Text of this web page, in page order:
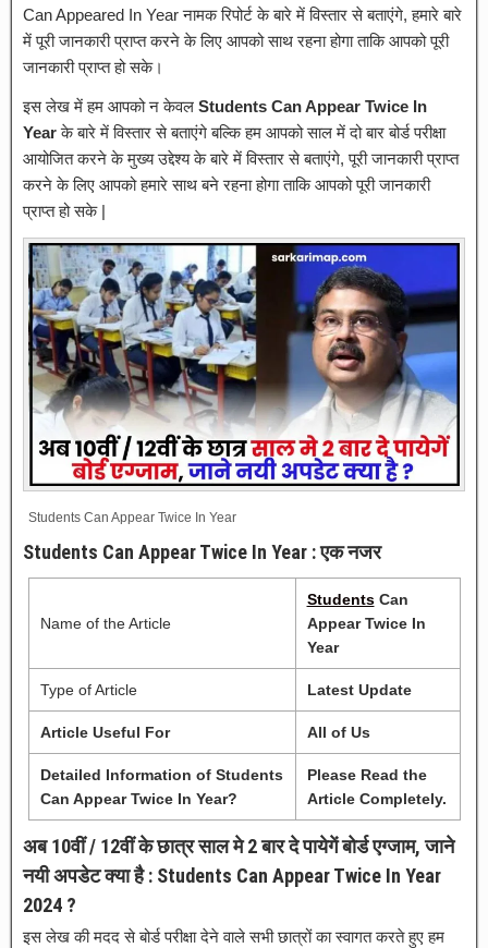
Can Appeared In Year नामक रिपोर्ट के बारे में विस्तार से बताएंगे, हमारे बारे
में पूरी जानकारी प्राप्त करने के लिए आपको साथ रहना होगा ताकि आपको पूरी
जानकारी प्राप्त हो सके।
इस लेख में हम आपको न केवल Students Can Appear Twice In
Yearके बारे में विस्तार से बताएंगे बल्कि हम आपको साल में दो बार बोर्ड परीक्षा
आयोजित करने के मुख्य उद्देश्य के बारे में विस्तार से बताएंगे, पूरी जानकारी प्राप्त
करने के लिए आपको हमारे साथ बने रहना होगा ताकि आपको पूरी जानकारी
प्राप्त हो सके |
Students Can Appear Twice In Year
Students Can Appear Twice In Year : एक नजर
Name of the Article
StudentsCan
Appear Twice In
Year
Type of Article Latest Update
Article Useful For All of Us
Detailed Information of Students
Can Appear Twice In Year?
Please Read the
Article Completely.
अब 10वीं / 12वीं के छात्र साल मे 2 बार दे पायेगें बोर्ड एग्जाम, जाने
नयी अपडेट क्या है : Students Can Appear Twice In Year
2024 ?
इस लेख की मदद से बोर्ड परीक्षा देने वाले सभी छात्रों का स्वागत करते हुए हम